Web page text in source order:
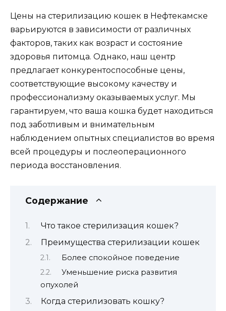
Цены на стерилизацию кошек в Нефтекамске
варьируются в зависимости от различных
факторов, таких как возраст и состояние
здоровья питомца. Однако, наш центр
предлагает конкурентоспособные цены,
соответствующие высокому качеству и
профессионализму оказываемых услуг. Мы
гарантируем, что ваша кошка будет находиться
под заботливым и внимательным
наблюдением опытных специалистов во время
всей процедуры и послеоперационного
периода восстановления.
Содержание
Что такое стерилизация кошек?
Преимущества стерилизации кошек
Более спокойное поведение
Уменьшение риска развития
опухолей
Когда стерилизовать кошку?